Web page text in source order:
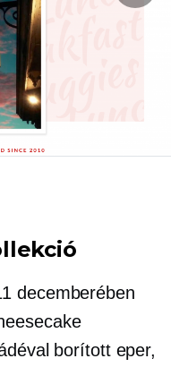
decemberében
borítotteper,